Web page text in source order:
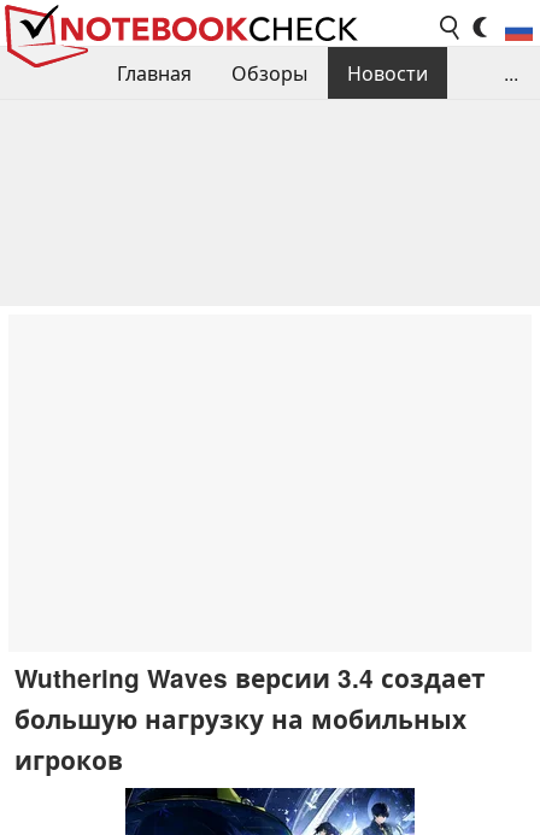
Главная Обзоры
Новости
...
Wuthering Waves версии 3.4 создает
большую нагрузку на мобильных
игроков